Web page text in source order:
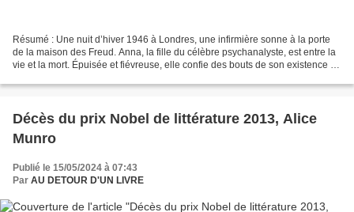
Résumé : Une nuit d’hiver 1946 à Londres, une infirmière sonne à la porte
de la maison des Freud. Anna, la fille du célèbre psychanalyste, est entre la
vie et la mort. Épuisée et fiévreuse, elle confie des bouts de son existence à
Décès du prix Nobel de littérature 2013, Alice
Munro
Publié le 15/05/2024 à 07:43
Par AU DETOUR D'UN LIVRE